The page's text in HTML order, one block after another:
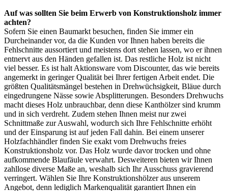
Auf was sollten Sie beim Erwerb von Konstruktionsholz immer
achten?
Sofern Sie einen Baumarkt besuchen, finden Sie immer ein
Durcheinander vor, da die Kunden vor Ihnen haben bereits die
Fehlschnitte aussortiert und meistens dort stehen lassen, wo er ihnen
entnervt aus den Händen gefallen ist. Das restliche Holz ist nicht
viel besser. Es ist halt Aktionsware vom Discounter, das wie bereits
angemerkt in geringer Qualität bei Ihrer fertigen Arbeit endet. Die
größten Qualitätsmängel bestehen in Drehwüchsigkeit, Bläue durch
eingedrungene Nässe sowie Absplitterungen. Besonders Drehwuchs
macht dieses Holz unbrauchbar, denn diese Kanthölzer sind krumm
und in sich verdreht. Zudem stehen Ihnen meist nur zwei
Schnittmaße zur Auswahl, wodurch sich Ihre Fehlschnitte erhöht
und der Einsparung ist auf jeden Fall dahin. Bei einem unserer
Holzfachhändler finden Sie exakt vom Drehwuchs freies
Konstruktionsholz vor. Das Holz wurde davor trocken und ohne
aufkommende Blaufäule verwahrt. Desweiteren bieten wir Ihnen
zahllose diverse Maße an, weshalb sich Ihr Ausschuss gravierend
verringert. Wählen Sie Ihre Konstruktionshölzer aus unserem
Angebot, denn lediglich Markenqualität garantiert Ihnen ein